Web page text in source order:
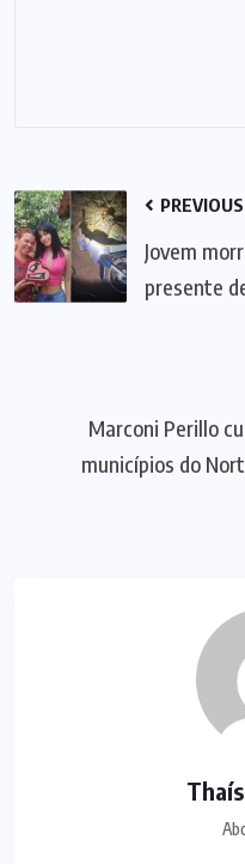
PREVIOUS
Jovem
presente
Marconi Perillo
municípios do